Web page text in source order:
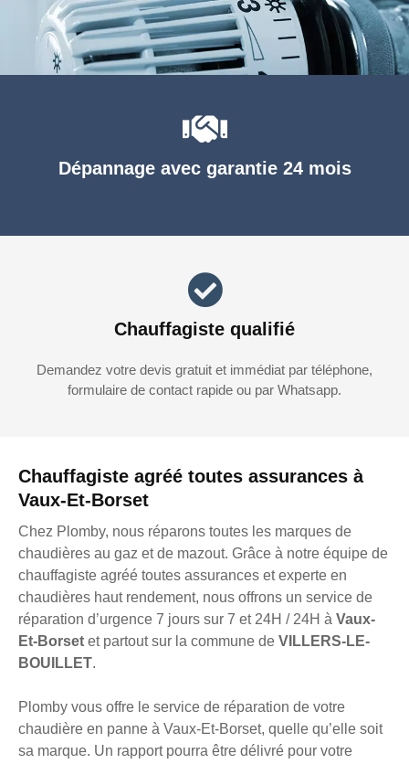
Chauffagiste agréé toutes assurances à
Vaux-Et-Borset
Chez Plomby, nous réparons toutes les marques de
chaudières au gaz et de mazout. Grâce à notre équipe de
chauffagiste agréé toutes assurances et experte en
chaudières haut rendement, nous offrons un service de
réparation d’urgence 7 jours sur 7 et 24H / 24H à Vaux-
Et-Borset et partout sur la commune de VILLERS-LE-
BOUILLET.
Plomby vous offre le service de réparation de votre
chaudière en panne à Vaux-Et-Borset, quelle qu’elle soit
sa marque. Un rapport pourra être délivré pour votre
Dépannage avec garantie 24 mois
Chauffagiste qualifié
Demandez votre devis gratuit et immédiat par téléphone,
formulaire de contact rapide ou par Whatsapp.